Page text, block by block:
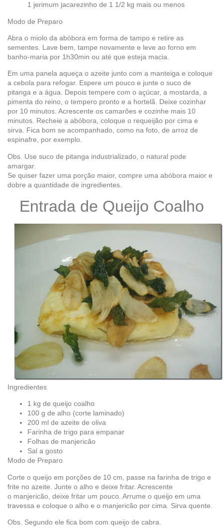
1 jerimum jacarezinho de 1 1/2 kg mais ou menos
Modo de Preparo
Abra o miolo da abóbora em forma de tampo e retire as
sementes. Lave bem, tampe novamente e leve ao forno em
banho-maria por 1h30min ou até que esteja macia.
Em uma panela aqueça o azeite junto com a manteiga e coloque
a cebola para refogar. Espere um pouco e junte o suco de
pitanga e a água. Depois tempere com o açúcar, a mostarda, a
pimenta do reino, o tempero pronto e a hortelã. Deixe cozinhar
por 10 minutos. Acrescente os camarões e cozinhe mais 10
minutos. Recheie a abóbora, coloque o requeijão por cima e
sirva. Fica bom se acompanhado, como na foto, de arroz de
espinafre, por exemplo.
Obs. Use suco de pitanga industrializado, o natural pode
amargar.
Se quiser fazer uma porção maior, compre uma abóbora maior e
dobre a quantidade de ingredientes.
Entrada de Queijo Coalho
Ingredientes
1 kg de queijo coalho
100 g de alho (corte laminado)
200 ml de azeite de oliva
Farinha de trigo para empanar
Folhas de manjericão
Sal a gosto
Modo de Preparo
Corte o queijo em porções de 10 cm, passe na farinha de trigo e
frite no azeite. Junte o alho e deixe fritar. Acrescente
o manjericão, deixe fritar um pouco. Arrume o queijo em uma
travessa e coloque o alho e o manjericão por cima. Sirva quente.
Obs. Segundo ele fica bom com queijo de cabra.